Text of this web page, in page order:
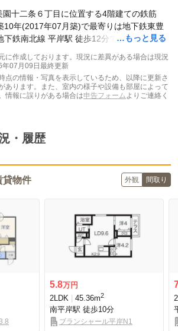
…もっと見る
十二条６丁目に位置する4階建ての鉄筋
10年(2017年07月築)で最寄りは地下鉄東豊
下鉄南北線 平岸駅 徒歩12分です。
に作成しております。現況に差異がある場合は現況
年07月09日最終更新
点の情報・写真を表示しているため、以降に更新さ
あります。また、室内の様子や設備も部屋によって
情報に誤りがある場合は申告フォームよりご連絡く
・履歴
貸物件 外観 間取り
5.8万円
2LDK
45.36m2
南平岸駅 徒歩10分
ブランシャール平岸N1